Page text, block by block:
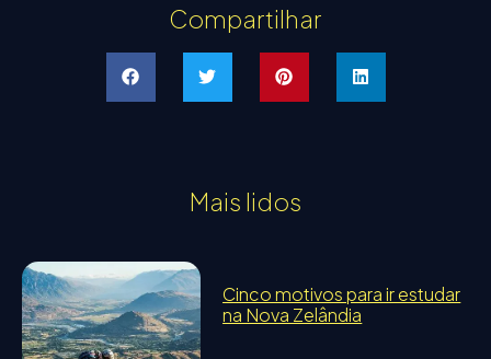
Compartilhar
Mais lidos
Cinco motivos para ir estudar
na Nova Zelândia